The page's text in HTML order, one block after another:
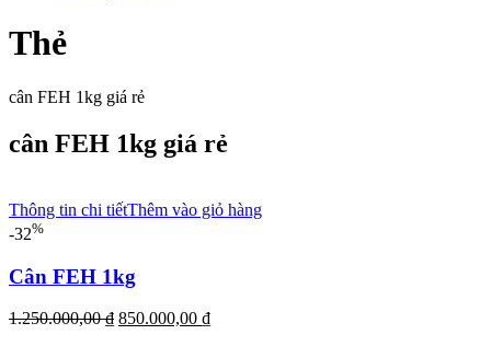
Thẻ
cân FEH 1kg giá rẻ
cân FEH 1kg giá rẻ
Thông tin chi tiếtThêm vào giỏ hàng
-32%
Cân FEH 1kg
1.250.000,00₫ Giá
850.000,00 ₫Giá